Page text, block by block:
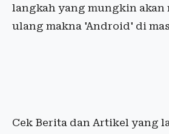
langkah yang mungkin akan
ulang makna 'Android' di
Cek Berita dan Artikel yang